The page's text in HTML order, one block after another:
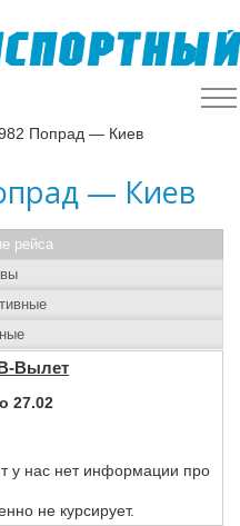
Попрад — Киев
— Киев
рейса
Вылет
27.02
у нас нет информации про
не курсирует.